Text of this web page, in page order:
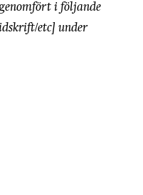
i följande
etc] under